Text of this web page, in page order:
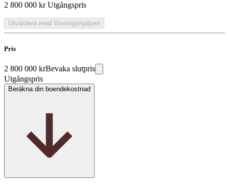
2 800 000 kr Utgångspris
Utvärdera med Visningshjälpen
Pris
2 800 000 krBevaka slutpris
Utgångspris
Beräkna din boendekostnad